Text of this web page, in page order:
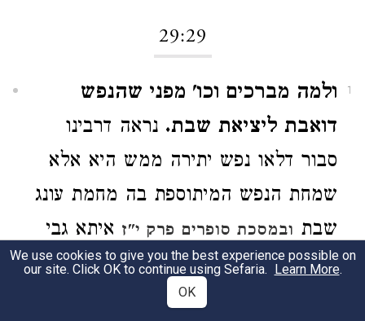
29:29
1
ולמה מברכים וכו' מפני שהנפש
דואבת ליציאת שבת. נראה דרבינו
סבור דלאו נפש יתירה ממש היא אלא
שמחת הנפש המיתוספת בה מחמת עונג
שבת ובמסכת סופרים פרק י"ז איתא גבי
אנשי מעמד בערב שבת ובמוצ"ש לא
היו מתענים מפני כבוד השבת וי"א בין
We use cookies to give you the best experience possible on
our site. Click OK to continue using Sefaria. Learn More.
OK